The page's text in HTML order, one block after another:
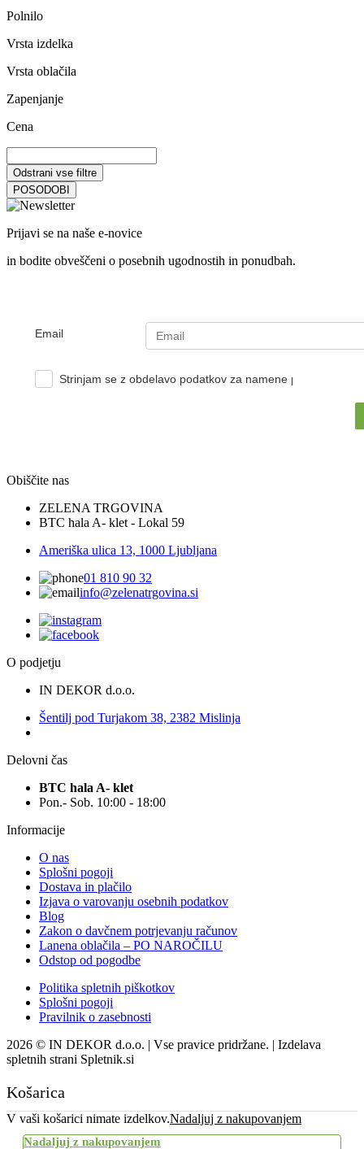
Polnilo
Vrsta izdelka
Vrsta oblačila
Zapenjanje
Cena
Odstrani vse filtre
POSODOBI
Prijavi se na naše e-novice
in bodite obveščeni o posebnih ugodnostih in ponudbah.
Email
Strinjam se z obdelavo podatkov za namene pošiljanja e-
Obiščite nas
ZELENA TRGOVINA
BTC hala A- klet - Lokal 59
Ameriška ulica 13, 1000 Ljubljana
01 810 90 32
info@zelenatrgovina.si
O podjetju
IN DEKOR d.o.o.
Šentilj pod Turjakom 38, 2382 Mislinja
Delovni čas
BTC hala A- klet
Pon.- Sob. 10:00 - 18:00
Informacije
O nas
Splošni pogoji
Dostava in plačilo
Izjava o varovanju osebnih podatkov
Blog
Zakon o davčnem potrjevanju računov
Lanena oblačila – PO NAROČILU
Odstop od pogodbe
Politika spletnih piškotkov
Splošni pogoji
Pravilnik o zasebnosti
2026 © IN DEKOR d.o.o. | Vse pravice pridržane. | Izdelava
spletnih strani Spletnik.si
Košarica
V vaši košarici nimate izdelkov.Nadaljuj z nakupovanjem
Nadaljuj z nakupovanjem